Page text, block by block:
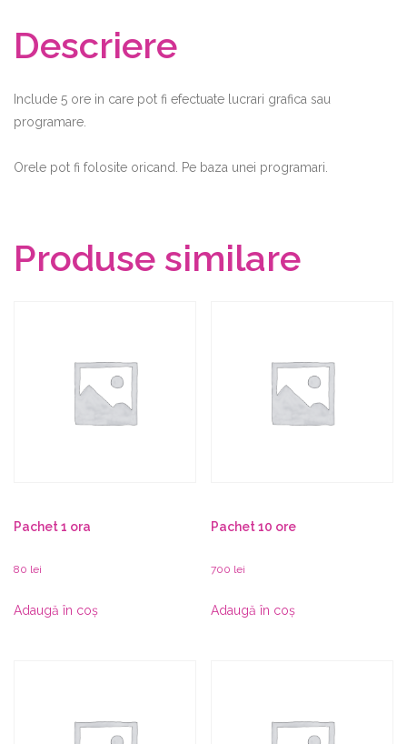
Descriere
Include 5 ore in care pot fi efectuate lucrari grafica sau
programare.
Orele pot fi folosite oricand. Pe baza unei programari.
Produse similare
Pachet 1 ora
80 lei
Adaugă în coș
Pachet 10 ore
700 lei
Adaugă în coș